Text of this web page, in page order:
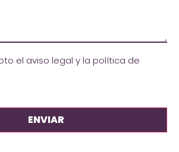
el aviso legal y la política de